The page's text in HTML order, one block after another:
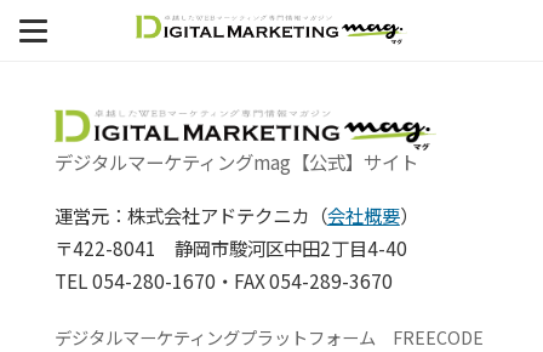
制作事例
ECサイト
Setted Column Number is not found. [31]
デジタルマーケティングmag【公式】サイト
運営元：株式会社アドテクニカ（会社概要）
〒422-8041 静岡市駿河区中田2丁目4-40
TEL 054-280-1670・FAX 054-289-3670
デジタルマーケティングプラットフォーム FREECODE